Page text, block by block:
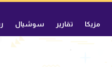
مزيكا تقارير سوشيال